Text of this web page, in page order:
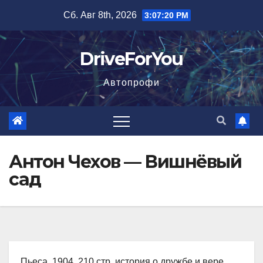
содержимому
Сб. Авг 8th, 2026 3:07:21 PM
DriveForYou
Автопрофи
Антон Чехов — Вишнёвый
сад